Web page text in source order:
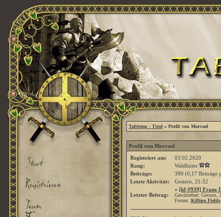
Tabletop - Tirol » Profil von Morvael
Profil von Morvael
Registriert am:
03.02.2020
Rang:
Waldhüter
Beiträge:
399 (0,17 Beiträge
Letzte Aktivität:
Gestern, 21:32
Letzter Beitrag:
» [kf #939] Franz
Geschrieben: Gestern,
Forum: Killing Fields